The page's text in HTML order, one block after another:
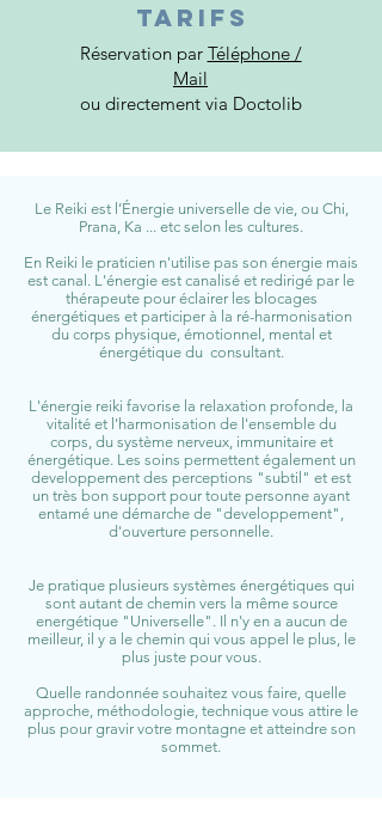
Tarifs
Réservationpar Téléphone /
Mail
ou directement via Doctolib
Le Reiki est l’Énergie universelle de vie, ou Chi,
Prana, Ka ... etc selon les cultures.
En Reiki le praticien n'utilise pas son énergie mais
est canal. L'énergie est canalisé et redirigé par le
thérapeute pour éclairer les blocages
énergétiques et participer à la ré-harmonisation
du corps physique, émotionnel, mental et
énergétique du consultant.
L'énergie reiki favorise la relaxation profonde, la
vitalité et l'harmonisation de l'ensemble du
corps, du système nerveux, immunitaire et
énergétique.​ Les soins permettent également un
developpement des perceptions "subtil" et est
un très bon support pour toute personne ayant
entamé une démarche de "developpement",
d'ouverture personnelle.
Je pratique plusieurs systèmes énergétiques qui
sont autant de chemin vers la même source
energétique "Universelle". Il n'y en a aucun de
meilleur, il y a le chemin qui vous appel le plus, le
plus juste pour vous.
Quelle randonnée souhaitez vous faire, quelle
approche, méthodologie, technique vous attire le
plus pour gravir votre montagne et atteindre son
sommet.